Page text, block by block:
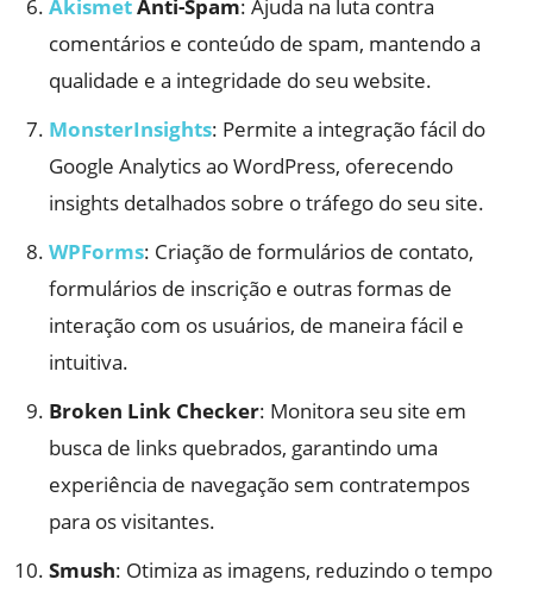
AkismetAnti-Spam: Ajuda na luta contra
comentários e conteúdo de spam, mantendo a
qualidade e a integridade do seu website.
MonsterInsights: Permite a integração fácil do
Google Analytics ao WordPress, oferecendo
insights detalhados sobre o tráfego do seu site.
WPForms: Criação de formulários de contato,
formulários de inscrição e outras formas de
interação com os usuários, de maneira fácil e
intuitiva.
Broken Link Checker: Monitora seu site em
busca de links quebrados, garantindo uma
experiência de navegação sem contratempos
para os visitantes.
Smush: Otimiza as imagens, reduzindo o tempo